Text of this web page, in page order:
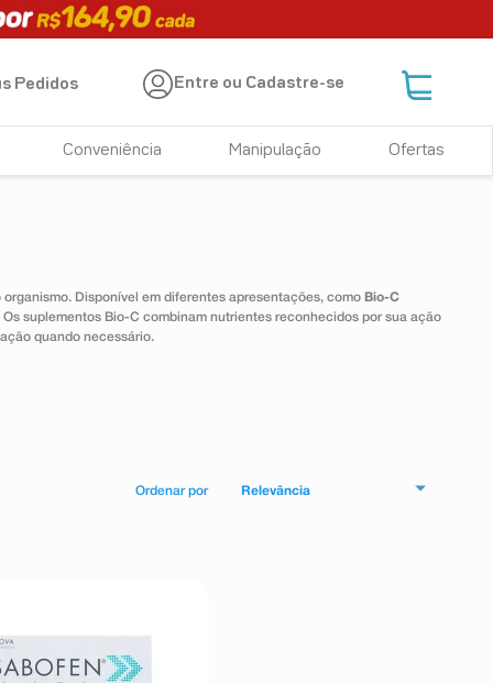
Pedidos Entre ou Cadastre-se
Conveniência Manipulação Ofertas
Disponível em diferentes apresentações, como Bio-C
suplementos Bio-C combinam nutrientes reconhecidos por sua ação
quando necessário.
Relevância